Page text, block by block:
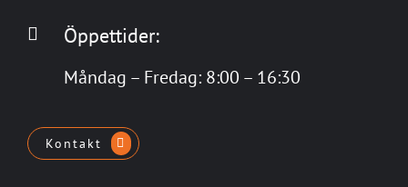
Öppettider:
Måndag – Fredag: 8:00 – 16:30
Kontakt